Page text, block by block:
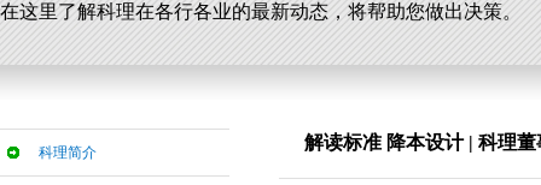
在这里了解科理在各行各业的最新动态，将帮助您做出决策。
科理简介 解读标准 降本设计 | 科理